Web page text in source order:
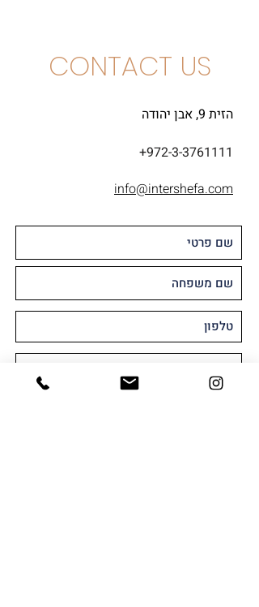
CONTACT US
הזית 9, אבן יהודה
+972-3-3761111
info@intershefa.com